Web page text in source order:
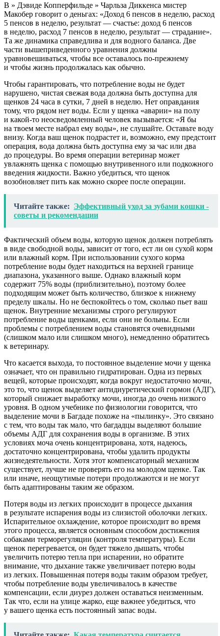
В » Дэвиде Копперфильде » Чарльза Диккенса мистер
Макобер говорит о деньгах: «Доход 6 пенсов в неделю, расход
5 пенсов в неделю, результат — счастье: доход 6 пенсов
в неделю, расход 7 пенсов в неделю, результат — страдание».
Та же динамика справедлива и для водного баланса. Две
части вышеприведенного уравнения должны
уравновешиваться, чтобы все оставалось по-прежнему
и чтобы жизнь продолжалась как обычно.
Чтобы гарантировать, что потребление воды не будет
нарушено, чистая свежая вода должна быть доступна для
щенков 24 часа в сутки, 7 дней в неделю. Нет оправдания
тому, что рядом нет воды. Если у щенка «аварии» на полу
и какой-то неосведомленный человек вызывается: «Я бы
на твоем месте набрал ему воды», не слушайте. Оставьте воду
внизу. Когда ваш щенок подрастет и, возможно, ему предстоит
операция, вода должна быть доступна ему за час или два
до процедуры. Во время операции ветеринар может
увлажнять щенка с помощью внутривенного или подкожного
введения жидкости. Важно убедиться, что щенок
возобновляет пить как можно скорее после операции.
Читайте также: Эффективный уход за зубами кошки -
советы и рекомендации
Фактический объем воды, которую щенок должен потреблять
в виде свободной воды, зависит от того, ест ли он сухой корм
или влажный корм. При использовании сухого корма
потребление воды будет находиться на верхней границе
диапазона, указанного выше. Однако влажный корм
содержит 75% воды (приблизительно), поэтому более
подходящим может быть количество, близкое к нижнему
пределу шкалы. Но не беспокойтесь о том, сколько пьет ваш
щенок. Внутренние механизмы строго регулируют
потребление воды щенками, если они не больны. Если
проблемы с потреблением воды становятся очевидными
(слишком мало или слишком много), немедленно обратитесь
к ветеринару.
Что касается выхода, то постоянное выделение мочи у щенка
означает, что он правильно гидратирован. Одна из первых
вещей, которые происходят, когда вокруг недостаточно мочи,
это то, что щенок выделяет антидиуретический гормон (АДГ),
который снижает выработку мочи, иногда до очень низкого
уровня. В одном учебнике по физиологии говорится, что
выделение мочи в Багдаде похоже на «пылинку». Это связано
с тем, что воды так мало, что багдадцы выделяют большие
объемы АДГ для сохранения воды в организме. В этих
условиях моча очень концентрирована, хотя, надеюсь,
достаточно концентрирована, чтобы удалить продукты
жизнедеятельности. Хотя этот компенсаторный механизм
существует, лучше не проверять его на молодом щенке. Так
или иначе, неощутимые потери продолжаются и не могут
быть адаптированы таким же образом.
Потеря воды из легких происходит в процессе дыхания
в результате испарения воды из слизистой оболочки легких.
Испарительное охлаждение, которое происходит во время
этого процесса, является основным способом достижения
собаками терморегуляции (контроля температуры). Если
щенок перегревается, он будет тяжело дышать, чтобы
увеличить потерю тепла при испарении, но обратите
внимание, что дыхание также увеличивает потерю воды
из легких. Повышенная потеря воды таким образом требует,
чтобы потребление воды увеличивалось в качестве
компенсации, если диурез должен оставаться неизменным.
Так что, если на улице жарко, еще важнее убедиться, что
у вашего щенка есть постоянный запас воды.